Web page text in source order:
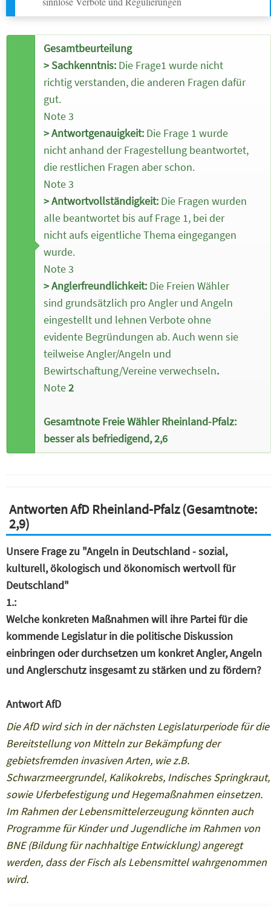
Gesamtbeurteilung
> Sachkenntnis: Die Frage1 wurde nicht
richtig verstanden, die anderen Fragen dafür
gut.
Note 3
> Antwortgenauigkeit: Die Frage 1 wurde
nicht anhand der Fragestellung beantwortet,
die restlichen Fragen aber schon.
Note 3
> Antwortvollständigkeit: Die Fragen wurden
alle beantwortet bis auf Frage 1, bei der
nicht aufs eigentliche Thema eingegangen
wurde.
Note 3
> Anglerfreundlichkeit: Die Freien Wähler
sind grundsätzlich pro Angler und Angeln
eingestellt und lehnen Verbote ohne
evidente Begründungen ab. Auch wenn sie
teilweise Angler/Angeln und
Bewirtschaftung/Vereine verwechseln.
Note2
Gesamtnote Freie Wähler Rheinland-Pfalz:
besser als befriedigend, 2,6
Antworten AfD Rheinland-Pfalz (Gesamtnote:
2,9)
Unsere Frage zu "Angeln in Deutschland - sozial,
kulturell, ökologisch und ökonomisch wertvoll für
Deutschland"
1.:
Welche konkreten Maßnahmen will ihre Partei für die
kommende Legislatur in die politische Diskussion
einbringen oder durchsetzen um konkret Angler, Angeln
und Anglerschutz insgesamt zu stärken und zu fördern?
Antwort AfD
Die AfD wird sich in der nächsten Legislaturperiode für die
Bereitstellung von Mitteln zur Bekämpfung der
gebietsfremden invasiven Arten, wie z.B.
Schwarzmeergrundel, Kalikokrebs, Indisches Springkraut,
sowie Uferbefestigung und Hegemaßnahmen einsetzen.
Im Rahmen der Lebensmittelerzeugung könnten auch
Programme für Kinder und Jugendliche im Rahmen von
BNE (Bildung für nachhaltige Entwicklung) angeregt
werden, dass der Fisch als Lebensmittel wahrgenommen
wird.